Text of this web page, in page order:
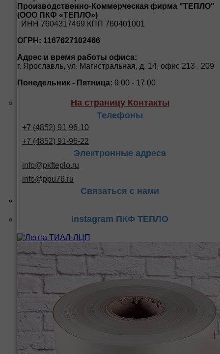
Производственно-Коммерческая фирма "ТЕПЛО"
(ООО ПКФ «ТЕПЛО»)
ИНН 7604317469 КПП 760401001
ОГРН: 1167627102466
Адрес и время работы офиса:
г. Ярославль, ул. Магистральная, д. 14, офис 213 , 209
Понедельник - Пятница: 9.00 - 17.00
На страницу Контакты
Телефоны
+7 (4852) 91-96-10
+7 (4852) 91-96-22
Электронные адреса
info@pkfteplo.ru
info@ppu76.ru
Связаться с нами
Instagram ПКФ ТЕПЛО